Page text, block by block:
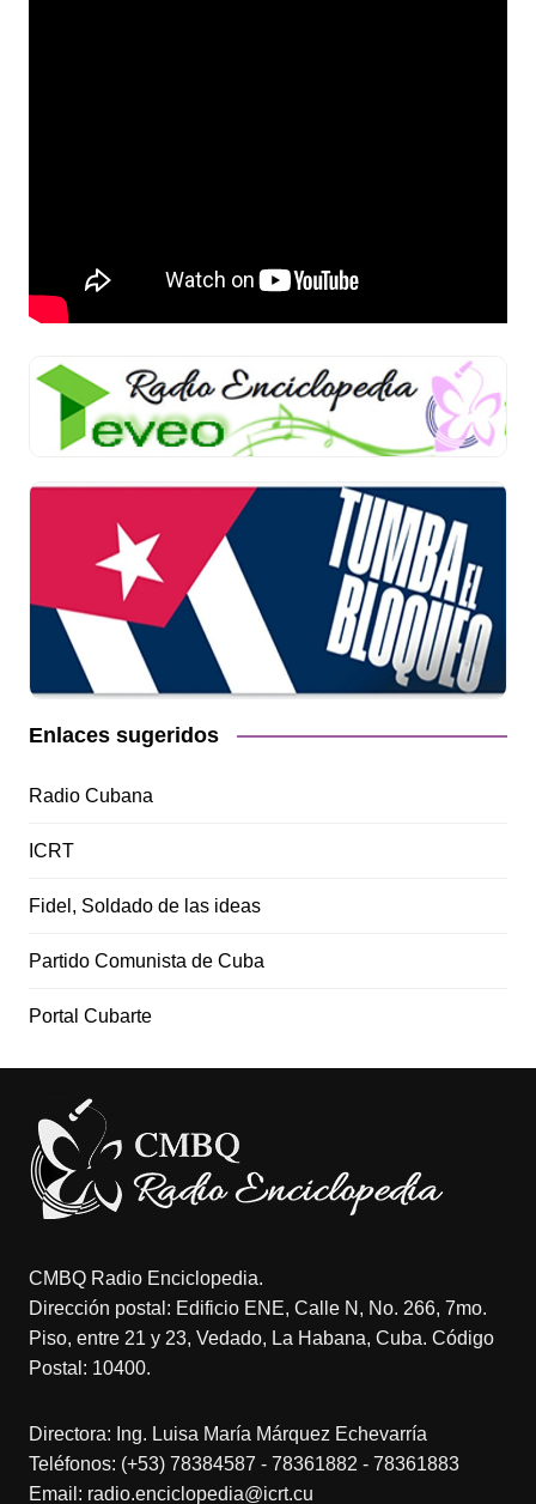
Enlaces sugeridos
Radio Cubana
ICRT
Fidel, Soldado de las ideas
Partido Comunista de Cuba
Portal Cubarte
CMBQ Radio Enciclopedia.
Dirección postal: Edificio ENE, Calle N, No. 266, 7mo.
Piso, entre 21 y 23, Vedado, La Habana, Cuba. Código
Postal: 10400.
Directora: Ing. Luisa María Márquez Echevarría
Teléfonos: (+53) 78384587 - 78361882 - 78361883
Email: radio.enciclopedia@icrt.cu